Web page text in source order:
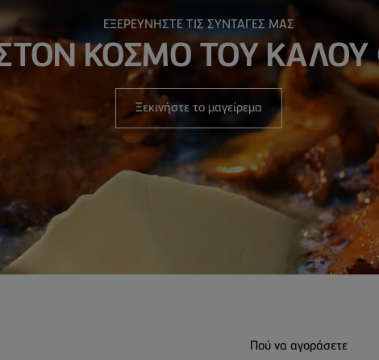
ΕΞΕΡΕΥΝΗΣΤΕ ΤΙΣ ΣΥΝΤΑΓΕΣ ΜΑΣ
ΚΟΣΜΟ ΤΟΥ
Ξεκινήστε το μαγείρεμα
Πού να αγοράσετε